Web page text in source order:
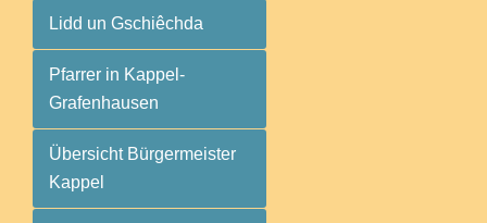
Lidd un Gschiêchda
Pfarrer in Kappel-
Grafenhausen
Übersicht Bürgermeister
Kappel